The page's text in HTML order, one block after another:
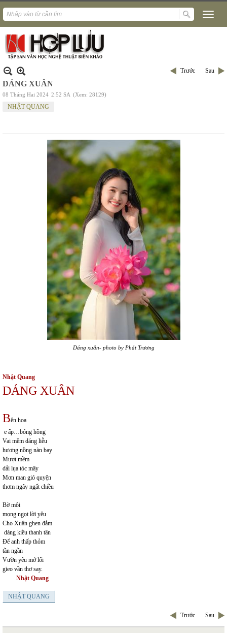
Trước Sau
DÁNG XUÂN
08 Tháng Hai 2024 2:52 SA (Xem: 28129)
NHẬT QUANG
Dáng xuân- photo by Phát Trương
Nhật Quang
DÁNG XUÂN
Bên hoa
e ấp…bóng hồng
Vai mềm dáng liễu
hương nồng nàn bay
Mượt mềm
dải lụa tóc mây
Mơn man gió quyện
thơm ngây ngất chiều
Bờ môi
mọng ngọt lời yêu
Cho Xuân ghen đắm
dáng kiều thanh tân
Để anh thấp thỏm
tần ngần
Vườn yêu mở lối
gieo vần thơ say.
Nhật Quang
NHẬT QUANG
Trước Sau